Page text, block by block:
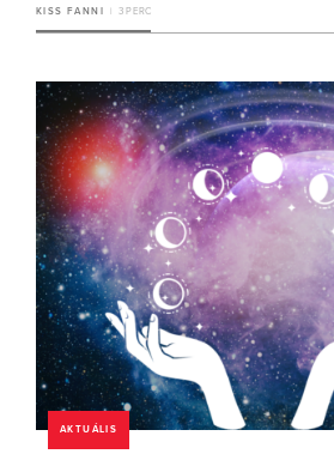
KISS FANNI 3 PERC
AKTUÁLIS